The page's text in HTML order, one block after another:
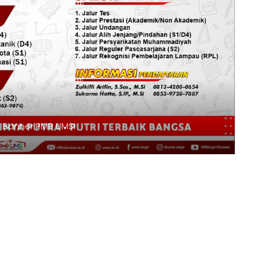
Klik Banner PMB UNIMEN